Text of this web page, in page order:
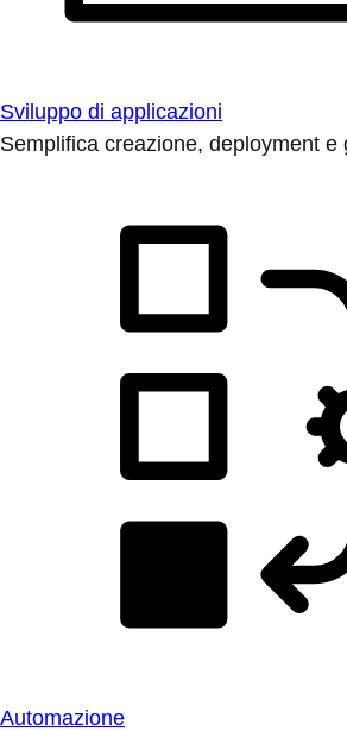
Sviluppo di applicazioni
Semplifica creazione, deployment e
Automazione